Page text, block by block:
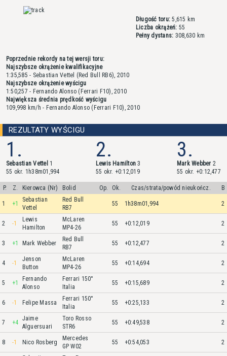
Długość toru:5,615 km
Liczba okrążeń: 55
Pełny dystans: 308,630 km
Poprzednie rekordy na tej wersji toru:
Najszybsze okrążenie kwalifikacyjne
1:35,585 - Sebastian Vettel (Red Bull RB6), 2010
Najszybsze okrążenie wyścigu
1:50,257 - Fernando Alonso (Ferrari F10), 2010
Największa średnia prędkość wyścigu
109,998 km/h - Fernando Alonso (Ferrari F10), 2010
REZULTATY WYŚCIGU
1.
Sebastian Vettel 1
55 okr. 1h38m01,994
2.
Lewis Hamilton 3
55 okr. +0:12,019
3.
Mark Webber 2
55 okr. +0:12,477
P. Z. Kierowca (Nr) Bolid Op. Ok. Czas/strata/powód nieukończ. B
1 +1
Sebastian
Vettel
Red Bull
RB7
55 1h38m01,994 2
2 -1
Lewis
Hamilton
McLaren
MP4-26
55 +0:12,019 2
3 +1 Mark Webber
Red Bull
RB7
55 +0:12,477 2
4 -1
Jenson
Button
McLaren
MP4-26
55 +0:14,694 2
5 +1
Fernando
Alonso
Ferrari 150°
Italia
55 +0:15,689 2
6 -1 Felipe Massa
Ferrari 150°
Italia
55 +0:25,133 2
7 +4
Jaime
Alguersuari
Toro Rosso
STR6
55 +0:49,538 2
8 -1 Nico Rosberg
Mercedes
GP W02
55 +0:54,053 2